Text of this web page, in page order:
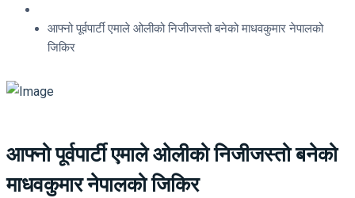
आफ्नो पूर्वपार्टी एमाले ओलीको निजीजस्तो बनेको माधवकुमार नेपालको
जिकिर
आफ्नो पूर्वपार्टी एमाले ओलीको निजीजस्तो बनेको
माधवकुमार नेपालको जिकिर